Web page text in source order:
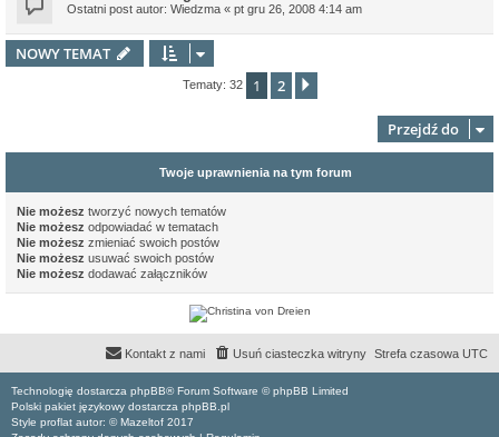
Ostatni post autor: Wiedzma « pt gru 26, 2008 4:14 am
NOWY TEMAT
Tematy: 32 1 2
Przejdź do
Twoje uprawnienia na tym forum
Nie możesz tworzyć nowych tematów
Nie możesz odpowiadać w tematach
Nie możesz zmieniać swoich postów
Nie możesz usuwać swoich postów
Nie możesz dodawać załączników
Strefa czasowa UTC
Usuń ciasteczka witryny
Kontakt z nami
Technologię dostarcza phpBB® Forum Software © phpBB Limited
Polski pakiet językowy dostarcza phpBB.pl
Style proflat autor: ©Mazeltof 2017